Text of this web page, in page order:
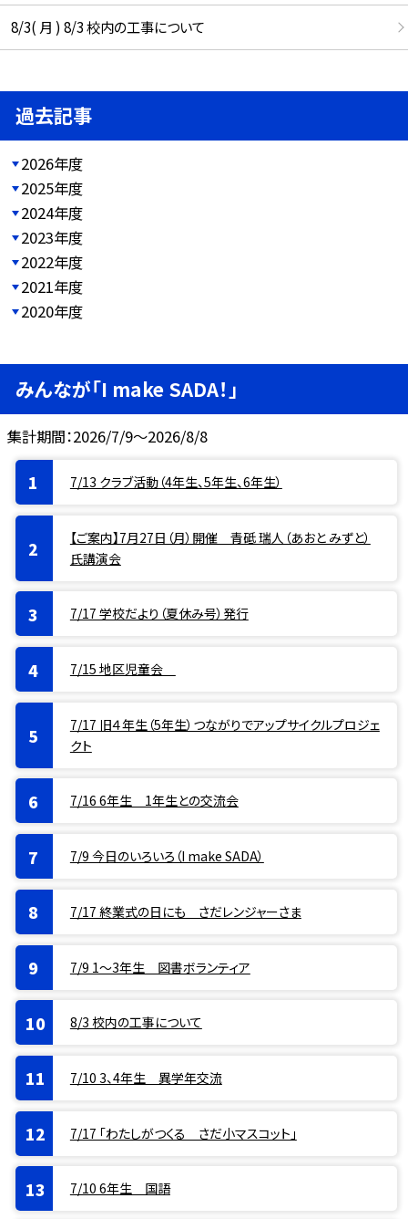
8/3( 月 ) 8/3 校内の工事について
過去記事
2026年度
2025年度
2024年度
2023年度
2022年度
2021年度
2020年度
みんなが「I make SADA！」
集計期間：2026/7/9～2026/8/8
7/13 クラブ活動（4年生、5年生、6年生）
【ご案内】7月27日（月）開催 青砥 瑞人（あおと みずと）
氏講演会
7/17 学校だより（夏休み号）発行
7/15 地区児童会
7/17 旧４年生（5年生）つながりでアップサイクルプロジェ
クト
7/16 6年生 1年生との交流会
7/9 今日のいろいろ（I make SADA）
7/17 終業式の日にも さだレンジャーさま
7/9 1〜3年生 図書ボランティア
8/3 校内の工事について
7/10 3、4年生 異学年交流
7/17 「わたしがつくる さだ小マスコット」
7/10 6年生 国語